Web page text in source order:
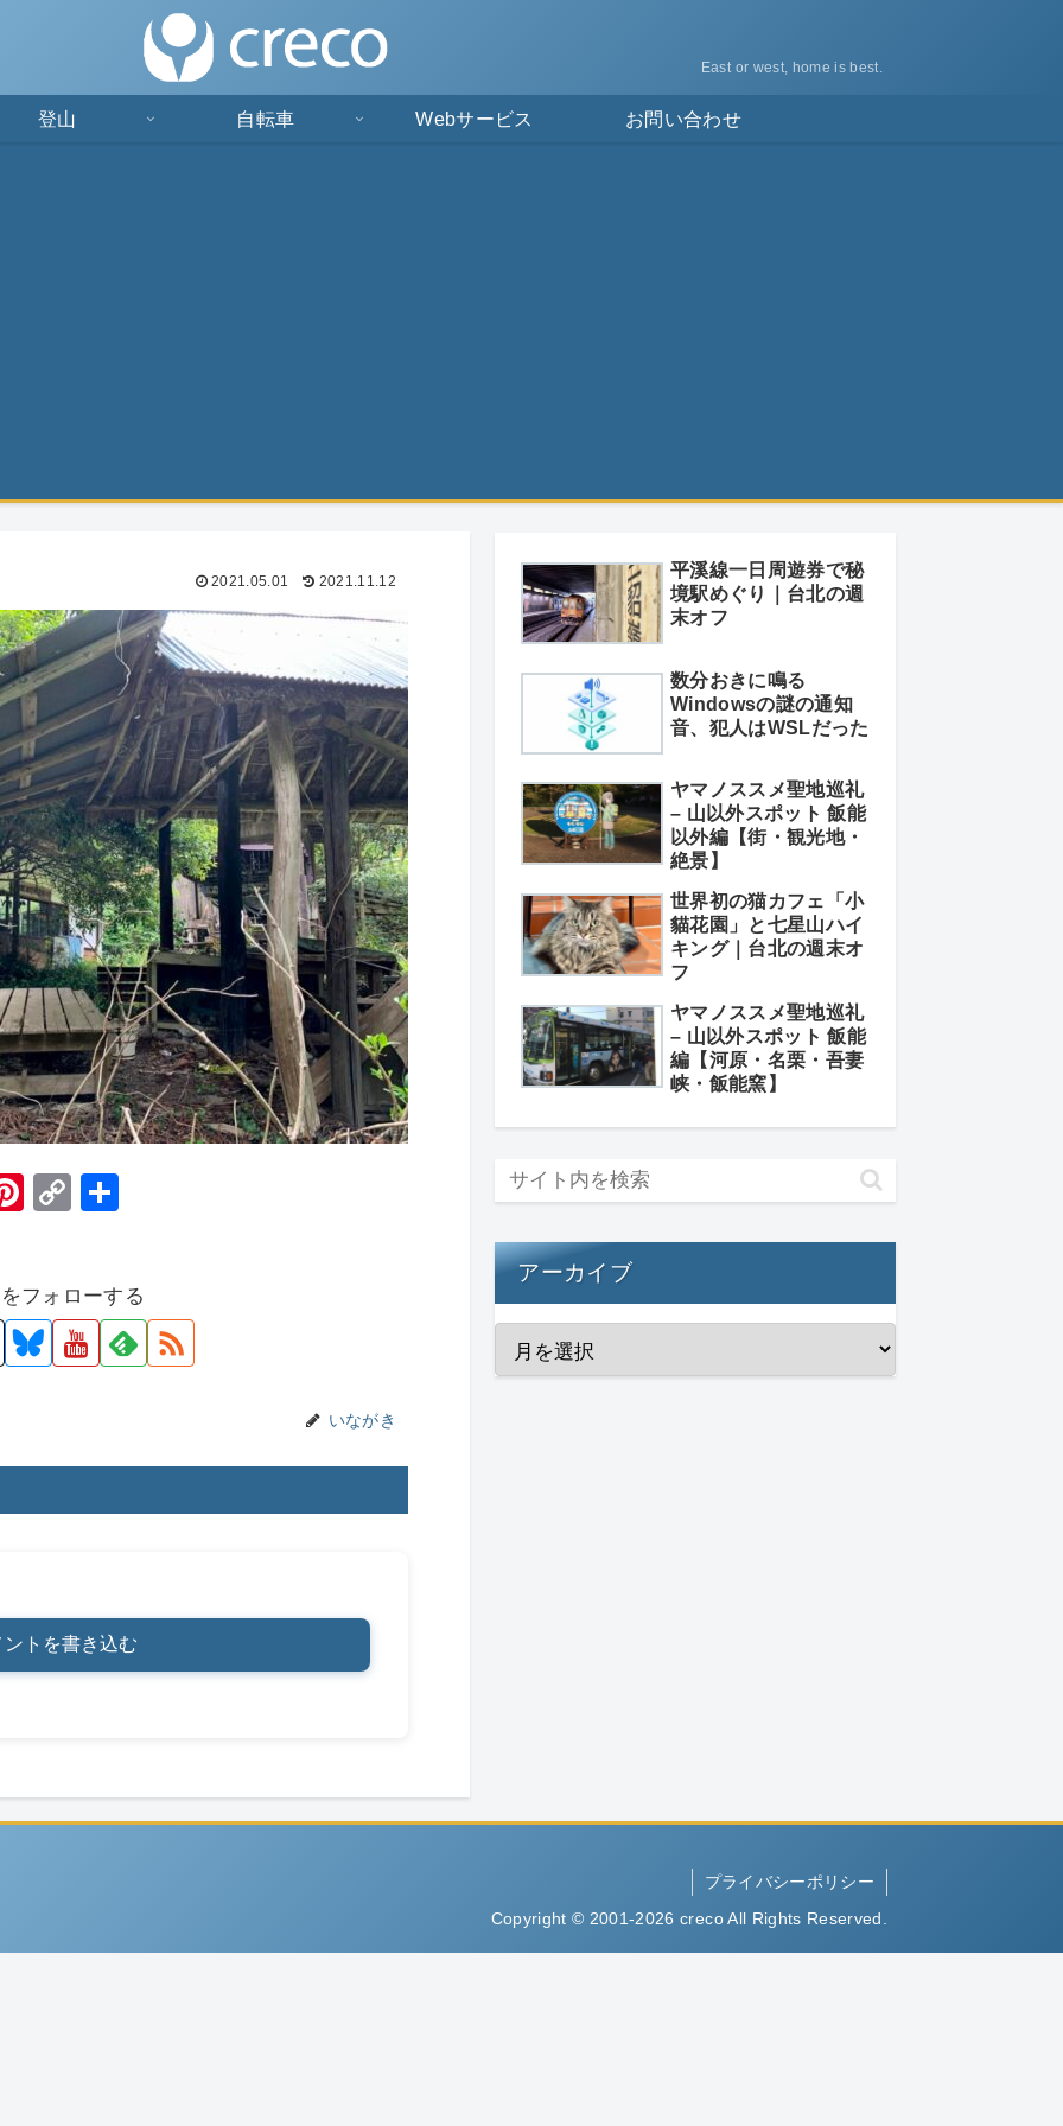
East or west, home is best.
登山 自転車 Webサービス お問い合わせ
2021.05.01 2021.11.12
Pi
e
st
C
y
Li
フォローする
いながき
ントを書き込む
平溪線一日周遊券で秘
境駅めぐり｜台北の週
末オフ
数分おきに鳴る
Windowsの謎の通知
音、犯人はWSLだった
ヤマノススメ聖地巡礼
– 山以外スポット 飯能
以外編【街・観光地・
絶景】
世界初の猫カフェ「小
貓花園」と七星山ハイ
キング｜台北の週末オ
フ
ヤマノススメ聖地巡礼
– 山以外スポット 飯能
編【河原・名栗・吾妻
峡・飯能窯】
アーカイブ
プライバシーポリシー
Copyright © 2001-2026 creco All Rights Reserved.